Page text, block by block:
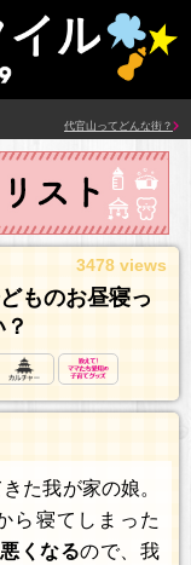
代官山ってどんな街？
3478 views
ものお昼寝っ
た我が家の娘。
ら寝てしまった
くなるので、我